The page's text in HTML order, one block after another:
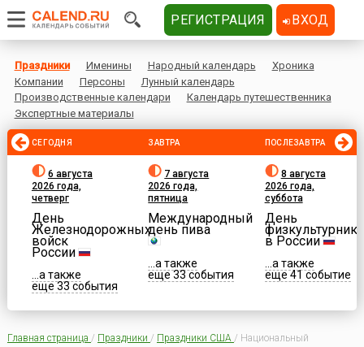
Праздники Именины Народный календарь
Хроника
Компании
Персоны
Лунный календарь
Производственные календари
Календарь путешественника
Экспертные материалы
СЕГОДНЯ
6 августа
2026 года,
четверг
День
Железнодорожных
войск
России
...а также
еще 33 события
ЗАВТРА
7 августа
2026 года,
пятница
Международный
день пива
...а также
еще 33 события
ПОСЛЕЗАВТРА
8 августа
2026 года,
суббота
День
физкультурника
в России
...а также
еще 41 событие
Главная страница / Праздники / Праздники США / Национальный
РЕГИСТРАЦИЯ ВХОД